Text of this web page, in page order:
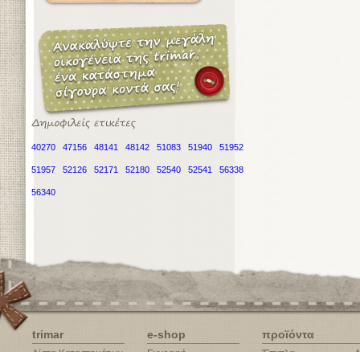
40270 47156 48141 48142 51083 51940 51952
51957 52126 52171 52180 52540 52541 56338
56340
trimar e-shop προϊόντα